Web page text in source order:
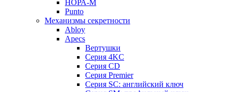
НОРА-М
Punto
Механизмы секретности
Abloy
Apecs
Вертушки
Серия 4KC
Серия CD
Серия Premier
Серия SC: английский ключ